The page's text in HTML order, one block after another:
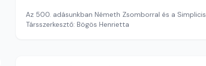
Az 500. adásunkban Németh Zsomborral és a
Társszerkesztő: Bögös Henrietta